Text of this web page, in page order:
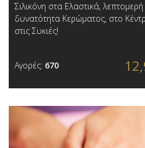
Σιλικόνη στα Ελαστικά,
δυνατότητα Κερώματος, στο
στις Συκιές!
Αγορές: 670